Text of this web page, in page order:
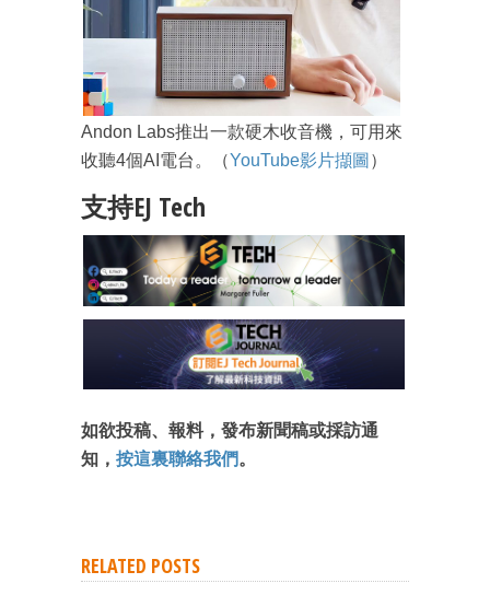
Andon Labs推出一款硬木收音機，可用來
收聽4個AI電台。（YouTube影片擷圖 ）
支持EJ Tech
如欲投稿、報料，發布新聞稿或採訪通
知， 按這裏聯絡我們。
RELATED POSTS